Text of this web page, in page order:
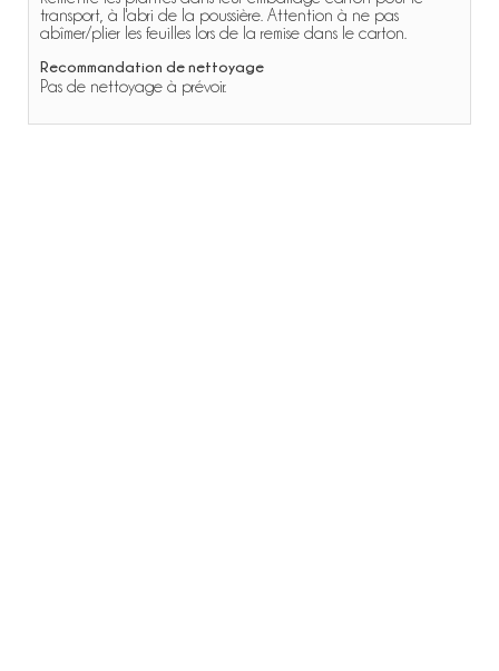
transport, à l'abri de la poussière. Attention à ne pas
abîmer/plier les feuilles lors de la remise dans le carton.
Recommandation de nettoyage
Pas de nettoyage à prévoir.